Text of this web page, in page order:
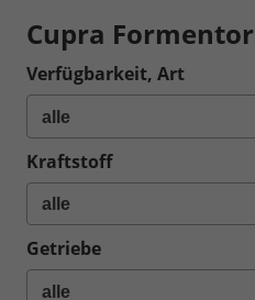
Cupra Formentor
Verfügbarkeit, Art
Kraftstoff
Getriebe